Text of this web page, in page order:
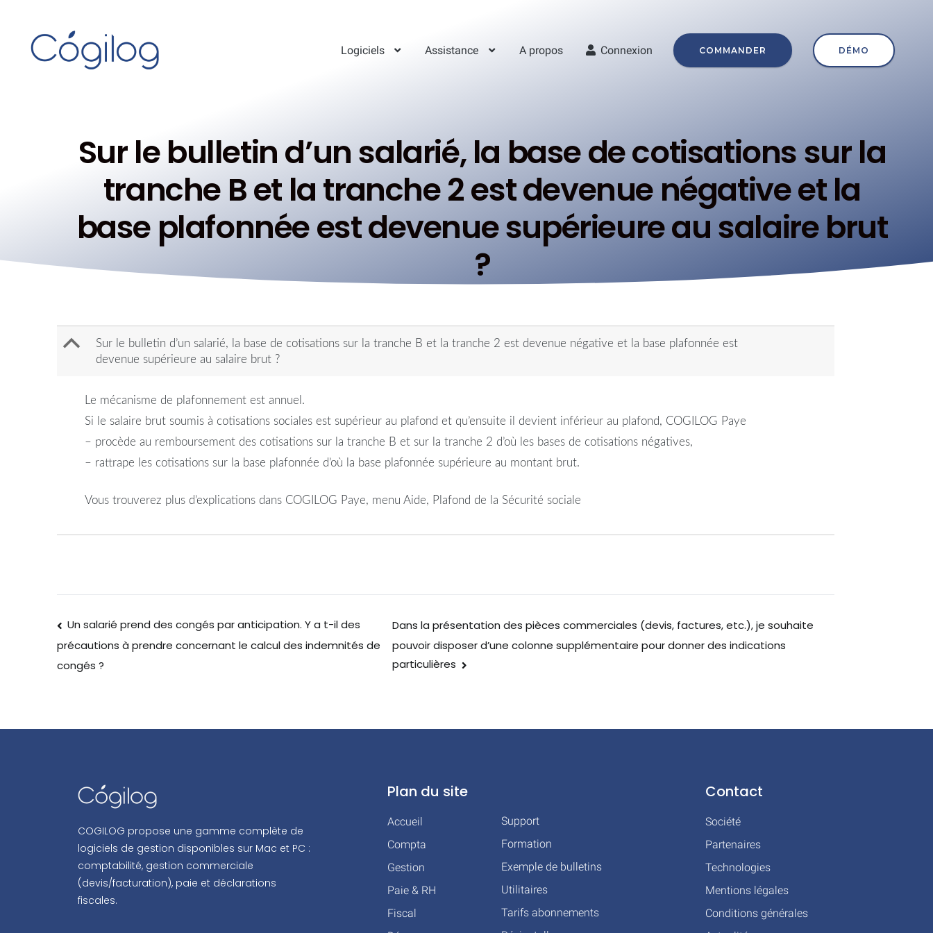
Logiciels Assistance A propos Connexion COMMANDER DÉMO
Sur le bulletin d’un salarié, la base de cotisations sur la
tranche B et la tranche 2 est devenue négative et la
base plafonnée est devenue supérieure au salaire brut
?
B
Sur le bulletin d’un salarié, la base de cotisations sur la tranche B et la tranche 2 est devenue négative et la base plafonnée est
devenue supérieure au salaire brut ?
Le mécanisme de plafonnement est annuel.
Si le salaire brut soumis à cotisations sociales est supérieur au plafond et qu’ensuite il devient inférieur au plafond, COGILOG Paye
– procède au remboursement des cotisations sur la tranche B et sur la tranche 2 d’où les bases de cotisations négatives,
– rattrape les cotisations sur la base plafonnée d’où la base plafonnée supérieure au montant brut.
Vous trouverez plus d’explications dans COGILOG Paye, menu Aide, Plafond de la Sécurité sociale
Un salarié prend des congés par anticipation. Y a t-il des
précautions à prendre concernant le calcul des indemnités de
congés ?
Dans la présentation des pièces commerciales (devis, factures, etc.), je souhaite
pouvoir disposer d’une colonne supplémentaire pour donner des indications
particulières
COGILOG propose une gamme complète de
logiciels de gestion disponibles sur Mac et PC :
comptabilité, gestion commerciale
(devis/facturation), paie et déclarations
fiscales.
Plan du site
Accueil
Compta
Gestion
Paie & RH
Fiscal
Support
Formation
Exemple de bulletins
Utilitaires
Tarifs abonnements
Contact
Société
Partenaires
Technologies
Mentions légales
Conditions générales